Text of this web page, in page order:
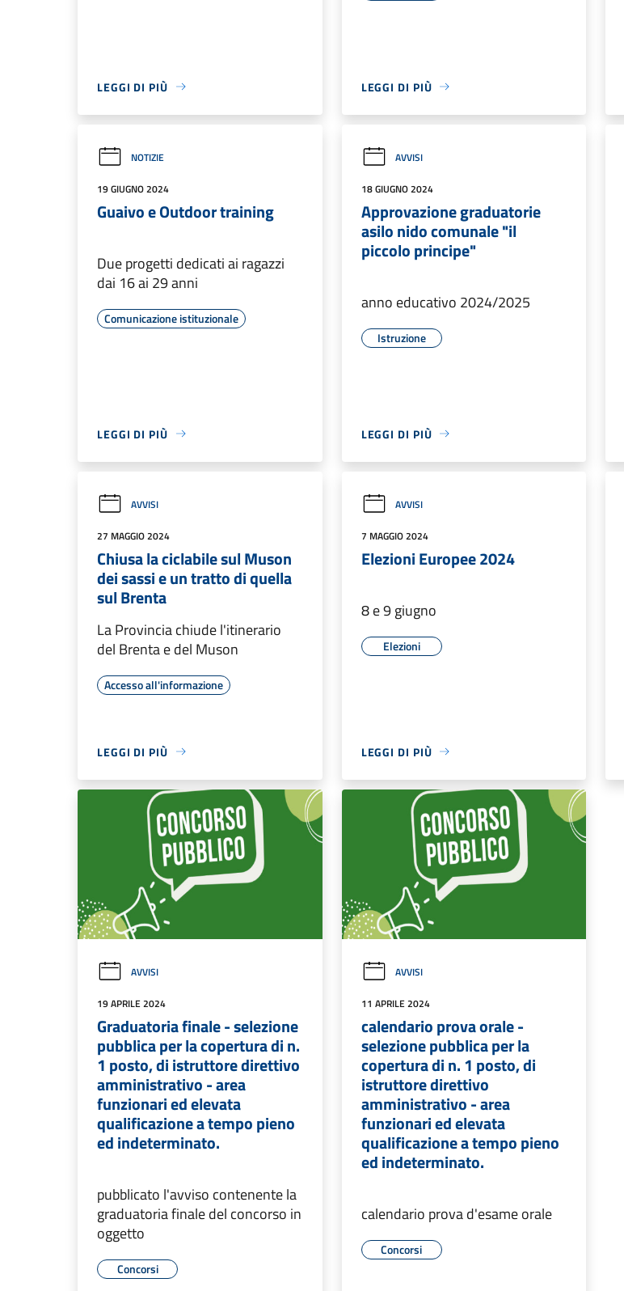
LEGGI DI PIÙ LEGGI DI PIÙ
NOTIZIE
19 GIUGNO 2024
Guaivo e Outdoor training
Due progetti dedicati ai ragazzi
dai 16 ai 29 anni
Comunicazione istituzionale
LEGGI DI PIÙ
AVVISI
18 GIUGNO 2024
Approvazione graduatorie
asilo nido comunale "il
piccolo principe"
anno educativo 2024/2025
Istruzione
LEGGI DI PIÙ
AVVISI
27 MAGGIO 2024
Chiusa la ciclabile sul Muson
dei sassi e un tratto di quella
sul Brenta
La Provincia chiude l'itinerario
del Brenta e del Muson
Accesso all'informazione
LEGGI DI PIÙ
AVVISI
7 MAGGIO 2024
Elezioni Europee 2024
8 e 9 giugno
Elezioni
LEGGI DI PIÙ
AVVISI
19 APRILE 2024
Graduatoria finale - selezione
pubblica per la copertura di n.
1 posto, di istruttore direttivo
amministrativo - area
funzionari ed elevata
qualificazione a tempo pieno
ed indeterminato.
pubblicato l'avviso contenente la
graduatoria finale del concorso in
oggetto
Concorsi
AVVISI
11 APRILE 2024
calendario prova orale -
selezione pubblica per la
copertura di n. 1 posto, di
istruttore direttivo
amministrativo - area
funzionari ed elevata
qualificazione a tempo pieno
ed indeterminato.
calendario prova d'esame orale
Concorsi